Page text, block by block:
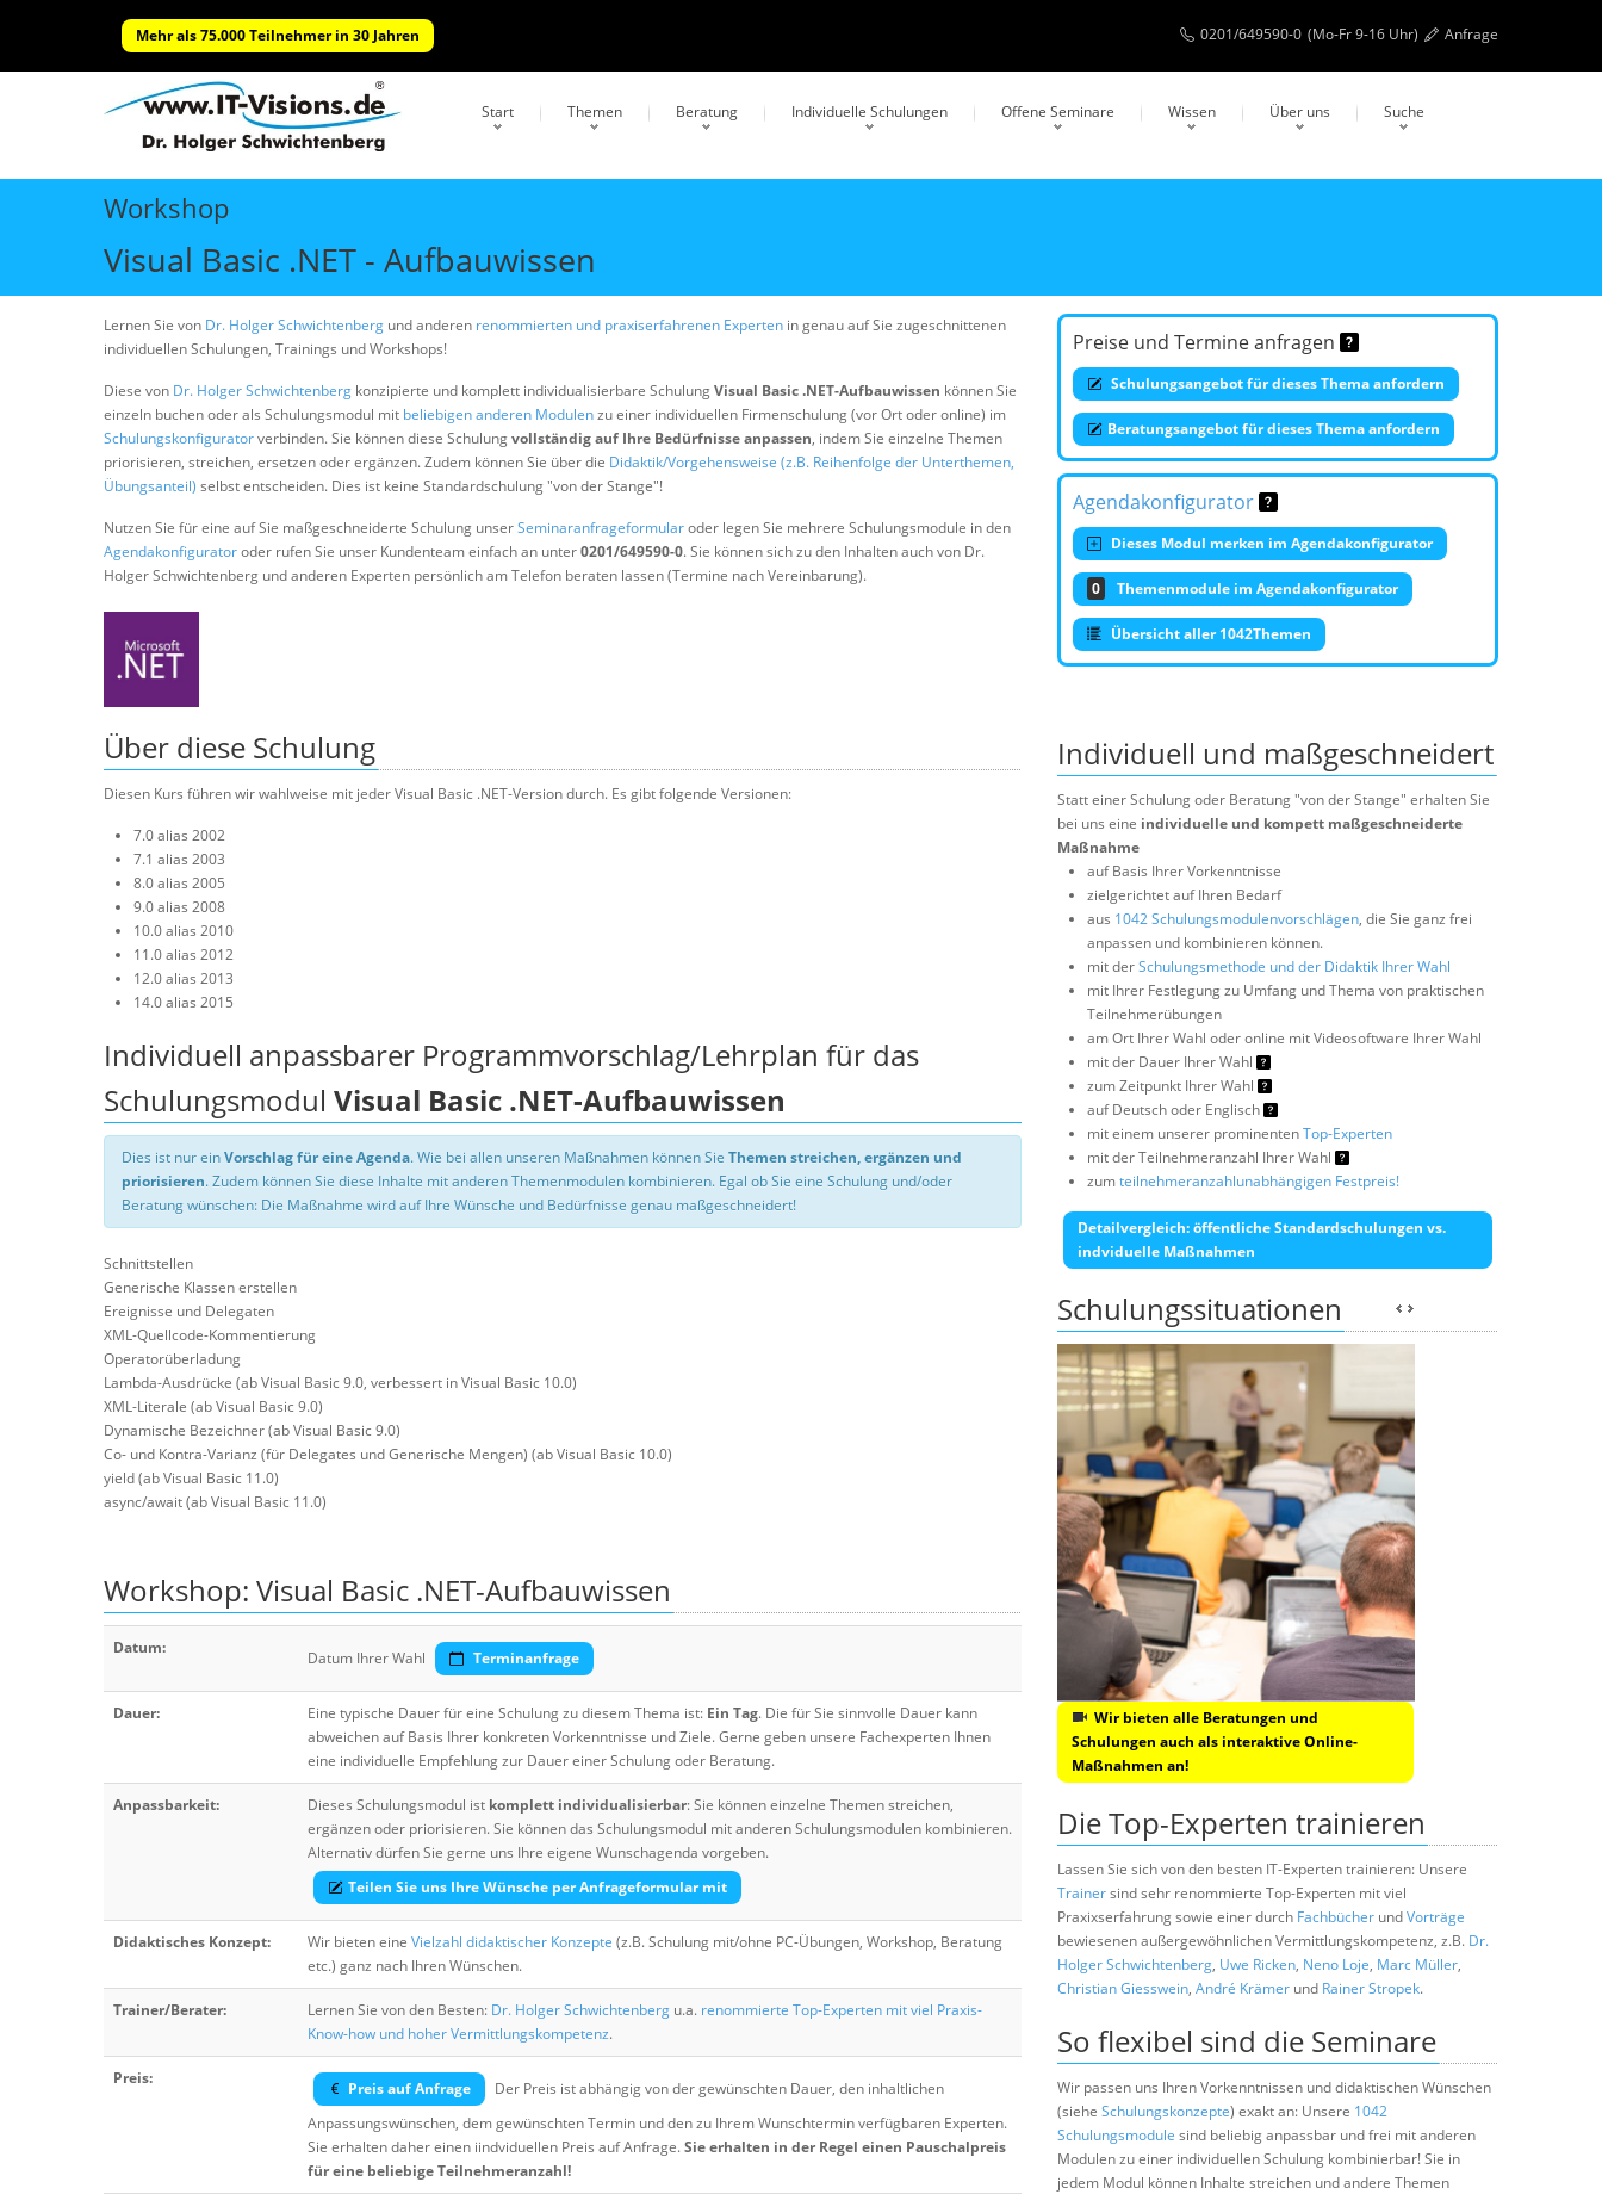
Mehr als 75.000 Teilnehmer in 30 Jahren 0201/649590-0 (Mo-Fr 9-16 Uhr) Anfrage
Start Themen Beratung Individuelle Schulungen Offene Seminare Wissen Über uns Suche
Workshop
Visual Basic .NET - Aufbauwissen
Lernen Sie von Dr. Holger Schwichtenberg und anderen renommierten und praxiserfahrenen Experten in genau auf Sie zugeschnittenen
individuellen Schulungen, Trainings und Workshops!
Diese von Dr. Holger Schwichtenberg konzipierte und komplett individualisierbare SchulungVisual Basic .NET-Aufbauwissen können Sie
einzeln buchen oder als Schulungsmodul mit beliebigen anderen Modulenzu einer individuellen Firmenschulung (vor Ort oder online) im
Schulungskonfiguratorverbinden. Sie können diese Schulungvollständig auf Ihre Bedürfnisse anpassen, indem Sie einzelne Themen
priorisieren, streichen, ersetzen oder ergänzen. Zudem können Sie über die Didaktik/Vorgehensweise (z.B. Reihenfolge der Unterthemen,
Übungsanteil) selbst entscheiden. Dies ist keine Standardschulung "von der Stange"!
Nutzen Sie für eine auf Sie maßgeschneiderte Schulung unserSeminaranfrageformularoder legen Sie mehrere Schulungsmodule in den
Agendakonfiguratoroder rufen Sie unser Kundenteam einfach an unter0201/649590-0. Sie können sich zu den Inhalten auch von Dr.
Holger Schwichtenberg und anderen Experten persönlich am Telefon beraten lassen (Termine nach Vereinbarung).
Preise und Termine anfragen
Schulungsangebot für dieses Thema anfordern
Beratungsangebot für dieses Thema anfordern
Agendakonfigurator
Dieses Modul merken im Agendakonfigurator
0 Themenmodule im Agendakonfigurator
Übersicht aller 1042Themen
Über diese Schulung
Diesen Kurs führen wir wahlweise mit jeder Visual Basic .NET-Version durch. Es gibt folgende Versionen:
7.0 alias 2002
7.1 alias 2003
8.0 alias 2005
9.0 alias 2008
10.0 alias 2010
11.0 alias 2012
12.0 alias 2013
14.0 alias 2015
Individuell anpassbarer Programmvorschlag/Lehrplan für das
Schulungsmodul Visual Basic .NET-Aufbauwissen
Dies ist nur einVorschlag für eine Agenda. Wie bei allen unseren Maßnahmen können Sie Themen streichen, ergänzen und
priorisieren. Zudem können Sie diese Inhalte mit anderen Themenmodulen kombinieren. Egal ob Sie eine Schulung und/oder
Beratung wünschen: Die Maßnahme wird auf Ihre Wünsche und Bedürfnisse genau maßgeschneidert!
Schnittstellen
Generische Klassen erstellen
Ereignisse und Delegaten
XML-Quellcode-Kommentierung
Operatorüberladung
Lambda-Ausdrücke (ab Visual Basic 9.0, verbessert in Visual Basic 10.0)
XML-Literale (ab Visual Basic 9.0)
Dynamische Bezeichner (ab Visual Basic 9.0)
Co- und Kontra-Varianz (für Delegates und Generische Mengen) (ab Visual Basic 10.0)
yield (ab Visual Basic 11.0)
async/await (ab Visual Basic 11.0)
Workshop: Visual Basic .NET-Aufbauwissen
Datum:
Datum Ihrer Wahl Terminanfrage
Dauer: Eine typische Dauer für eine Schulung zu diesem Thema ist: Ein Tag. Die für Sie sinnvolle Dauer kann
abweichen auf Basis Ihrer konkreten Vorkenntnisse und Ziele. Gerne geben unsere Fachexperten Ihnen
eine individuelle Empfehlung zur Dauer einer Schulung oder Beratung.
Anpassbarkeit: Dieses Schulungsmodul ist komplett individualisierbar: Sie können einzelne Themen streichen,
ergänzen oder priorisieren. Sie können das Schulungsmodul mit anderen Schulungsmodulen kombinieren.
Alternativ dürfen Sie gerne uns Ihre eigene Wunschagenda vorgeben.
Teilen Sie uns Ihre Wünsche per Anfrageformular mit
Didaktisches Konzept: Wir bieten eine Vielzahl didaktischer Konzepte (z.B. Schulung mit/ohne PC-Übungen, Workshop, Beratung
etc.) ganz nach Ihren Wünschen.
Trainer/Berater: Lernen Sie von den Besten: Dr. Holger Schwichtenberg u.a. renommierte Top-Experten mit viel Praxis-
Know-how und hoher Vermittlungskompetenz.
Preis:
Preis auf Anfrage
Der Preis ist abhängig von der gewünschten Dauer, den inhaltlichen
Anpassungswünschen, dem gewünschten Termin und den zu Ihrem Wunschtermin verfügbaren Experten.
Sie erhalten daher einen iindviduellen Preis auf Anfrage.Sie erhalten in der Regel einen Pauschalpreis
für eine beliebige Teilnehmeranzahl!
Individuell und maßgeschneidert
Statt einer Schulung oder Beratung "von der Stange" erhalten Sie
bei uns eine individuelle und kompett maßgeschneiderte
Maßnahme
auf Basis Ihrer Vorkenntnisse
zielgerichtet auf Ihren Bedarf
aus 1042 Schulungsmodulenvorschlägen, die Sie ganz frei
anpassen und kombinieren können.
mit derSchulungsmethode und der Didaktik Ihrer Wahl
mit Ihrer Festlegung zu Umfang und Thema von praktischen
Teilnehmerübungen
am Ort Ihrer Wahl oder online mit Videosoftware Ihrer Wahl
mit der Dauer Ihrer Wahl
zum Zeitpunkt Ihrer Wahl
auf Deutsch oder Englisch
mit einem unserer prominentenTop-Experten
mit der Teilnehmeranzahl Ihrer Wahl
zumteilnehmeranzahlunabhängigen Festpreis!
Detailvergleich: öffentliche Standardschulungen vs.
indviduelle Maßnahmen
Schulungssituationen
Wir bieten alle Beratungen und
Schulungen auch als interaktive Online-
Maßnahmen an!
Die Top-Experten trainieren
Lassen Sie sich von den besten IT-Experten trainieren: Unsere
Trainersind sehr renommierte Top-Experten mit viel
Praxixserfahrung sowie einer durch Fachbücher undVorträge
bewiesenen außergewöhnlichen Vermittlungskompetenz, z.B. Dr.
Holger Schwichtenberg, Uwe Ricken, Neno Loje, Marc Müller,
Christian Giesswein, André Krämer und Rainer Stropek.
So flexibel sind die Seminare
Wir passen uns Ihren Vorkenntnissen und didaktischen Wünschen
(siehe Schulungskonzepte) exakt an: Unsere 1042
Schulungsmodule sind beliebig anpassbar und frei mit anderen
Modulen zu einer individuellen Schulung kombinierbar! Sie in
jedem Modul können Inhalte streichen und andere Themen